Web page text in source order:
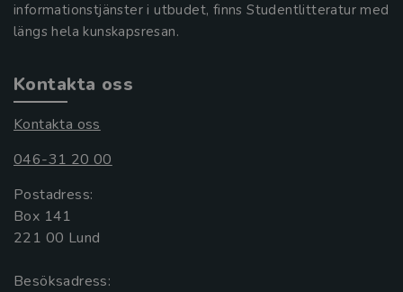
informationstjänster i utbudet, finns Studentlitteratur med
längs hela kunskapsresan.
Kontakta oss
Kontakta oss
046-31 20 00
Postadress:
Box 141
221 00 Lund
Besöksadress: